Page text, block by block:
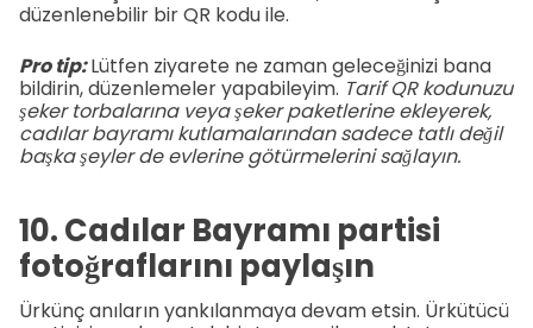
düzenlenebilir bir QR kodu ile.
Pro tip:Lütfen ziyarete ne zaman geleceğinizi bana
bildirin, düzenlemeler yapabileyim. Tarif QR kodunuzu
şeker torbalarına veya şeker paketlerine ekleyerek,
cadılar bayramı kutlamalarından sadece tatlı değil
başka şeyler de evlerine götürmelerini sağlayın.
10. Cadılar Bayramı partisi
fotoğraflarını paylaşın
Ürkünç anıların yankılanmaya devam etsin. Ürkütücü